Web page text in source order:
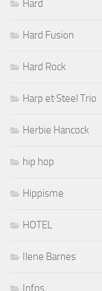
Hard
Hard Fusion
Hard Rock
Harp et Steel Trio
Herbie Hancock
hip hop
Hippisme
HOTEL
Ilene Barnes
Infos